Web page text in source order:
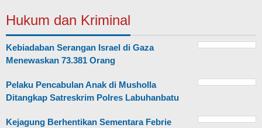
Hukum dan Kriminal
Kebiadaban Serangan Israel di Gaza
Menewaskan 73.381 Orang
Pelaku Pencabulan Anak di Musholla
Ditangkap Satreskrim Polres Labuhanbatu
Kejagung Berhentikan Sementara Febrie